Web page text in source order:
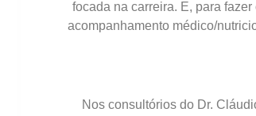
focada na carreira. E, para
acompanhamento médico/
Nos consultórios do Dr.